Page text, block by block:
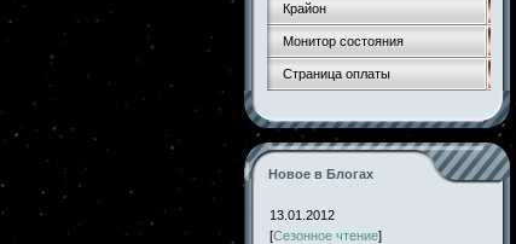
Крайон
Монитор состояния
Страница оплаты
Новое в Блогах
13.01.2012
[Сезонное чтение]